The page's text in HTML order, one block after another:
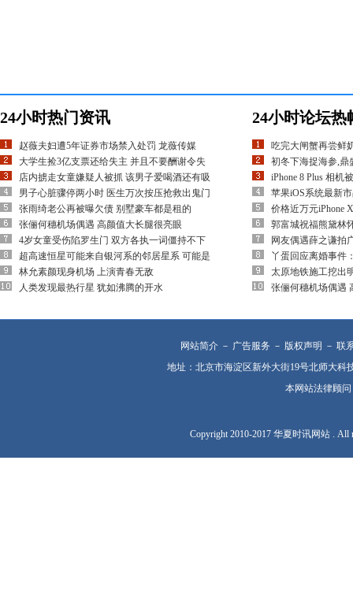
24小时热门资讯
赵薇夫妇遭5年证券市场禁入处罚 龙薇传媒
大学生捡3亿支票还给失主 并且不要酬谢令失
店内掳走女童嫌疑人被抓 该男子爱喝酒还有吸
男子心脏骤停两小时 医生万次按压抢救出鬼门
张雨绮老公再被曝欠债 别墅豪车都是租的
张俪何穗机场偶遇 高颜值大长腿很亮眼
4岁女童受伤陷罗生门 双方各执一词僵持不下
超高速恒星可能来自银河系的邻居星系 可能是
林允素颜现身机场 上演青春无敌
人类发现最热行星 犹如沸腾的开水
24小时论坛热
吃完大闸蟹再尝鲜
初冬下海捉海参,鼎
iPhone 8 Plus 相机
苹果iOS系统最新
价格近万元iPhone
郭富城祝福熊黛林
网友偶遇薛之谦拍
丫蛋回应离婚事件
太原地铁施工挖出
张俪何穗机场偶遇
网站简介 － 广告服务 － 版权声明 －联
地址：北京市海淀区新外大街19号北师大科
本网站法律顾
Copyright 2010-2017 华夏时讯网站 .